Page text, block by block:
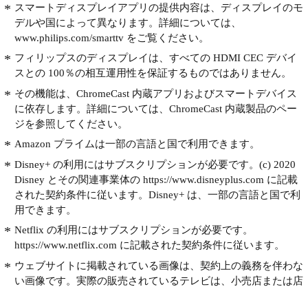
スマートディスプレイアプリの提供内容は、ディスプレイのモ
デルや国によって異なります。詳細については、
www.philips.com/smarttv をご覧ください。
フィリップスのディスプレイは、すべての HDMI CEC デバイ
スとの 100％の相互運用性を保証するものではありません。
その機能は、ChromeCast 内蔵アプリおよびスマートデバイス
に依存します。詳細については、ChromeCast 内蔵製品のペー
ジを参照してください。
Amazon プライムは一部の言語と国で利用できます。
Disney+ の利用にはサブスクリプションが必要です。(c) 2020
Disney とその関連事業体の https://www.disneyplus.com に記載
された契約条件に従います。Disney+ は、一部の言語と国で利
用できます。
Netflix の利用にはサブスクリプションが必要です。
https://www.netflix.com に記載された契約条件に従います。
ウェブサイトに掲載されている画像は、契約上の義務を伴わな
い画像です。実際の販売されているテレビは、小売店または店